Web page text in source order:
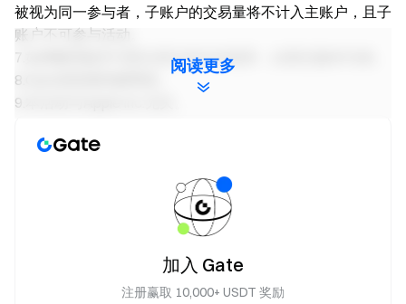
被视为同一参与者，子账户的交易量将不计入主账户，且子
账户不可参与活动。
7.如果翻译版本与英文原文有任何差异，以英文版本为准。
8.Gate保留最终解释权。
9.本活动与Apple Inc.无关。
务(包括参与本活动、游戏或竞赛), 有关受限地区的详细资讯
11.风险提示：请用户务必注意，虚拟币交易受市场，政策
等多方面因素影响，市场波动很大，涨跌难以预测，请务必
注意市场风险，谨慎交易。合约操作指南
**加密货币之门** 安全、快捷、轻松交易超过 3,600 种加密
阅读更多
加入 Gate
注册赢取 10,000+ USDT 奖励